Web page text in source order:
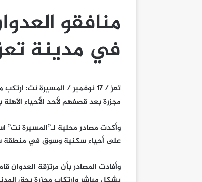
منافقو
في مدينة
تعز / 17 نوفمبر / المسيرة نت:
مجزرة بعد قصفهم لأحد الأحياء
وأكدت مصادر محلية لـ”المسيرة
على أحياء سكنية وسوق في منطقة
وأفادت المصادر بأن مرتزقة